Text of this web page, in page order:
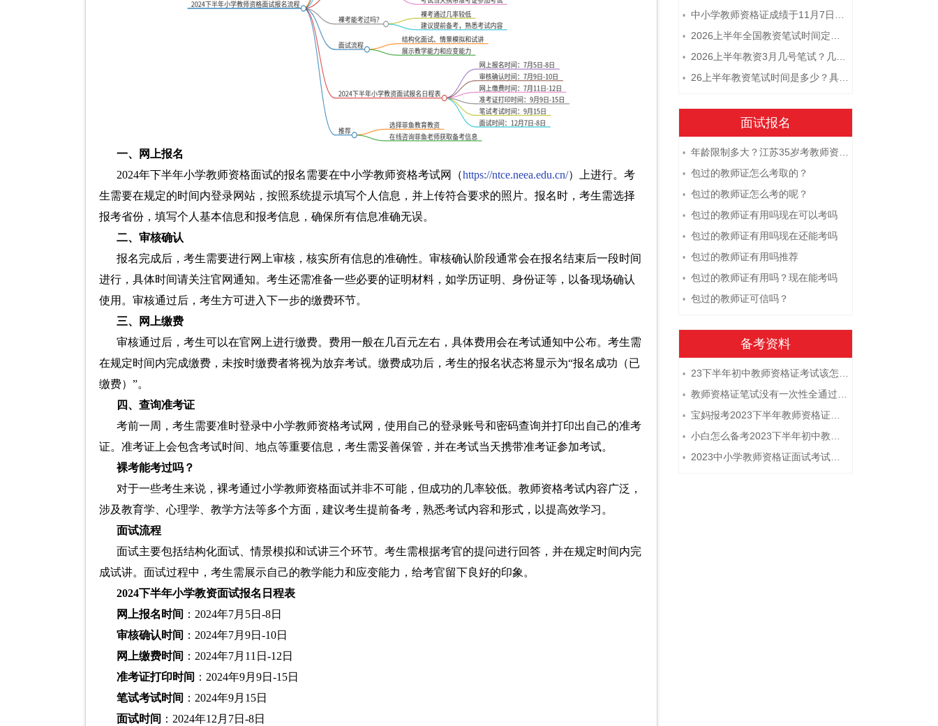
一、网上报名
2024年下半年小学教师资格面试的报名需要在中小学教师资格考试网（https://ntce.neea.edu.cn/）上进行。考
生需要在规定的时间内登录网站，按照系统提示填写个人信息，并上传符合要求的照片。报名时，考生需选择
报考省份，填写个人基本信息和报考信息，确保所有信息准确无误。
二、审核确认
报名完成后，考生需要进行网上审核，核实所有信息的准确性。审核确认阶段通常会在报名结束后一段时间
进行，具体时间请关注官网通知。考生还需准备一些必要的证明材料，如学历证明、身份证等，以备现场确认
使用。审核通过后，考生方可进入下一步的缴费环节。
三、网上缴费
审核通过后，考生可以在官网上进行缴费。费用一般在几百元左右，具体费用会在考试通知中公布。考生需
在规定时间内完成缴费，未按时缴费者将视为放弃考试。缴费成功后，考生的报名状态将显示为“报名成功（已
缴费）”。
四、查询准考证
考前一周，考生需要准时登录中小学教师资格考试网，使用自己的登录账号和密码查询并打印出自己的准考
证。准考证上会包含考试时间、地点等重要信息，考生需妥善保管，并在考试当天携带准考证参加考试。
裸考能考过吗？
对于一些考生来说，裸考通过小学教师资格面试并非不可能，但成功的几率较低。教师资格考试内容广泛，
涉及教育学、心理学、教学方法等多个方面，建议考生提前备考，熟悉考试内容和形式，以提高效学习。
面试流程
面试主要包括结构化面试、情景模拟和试讲三个环节。考生需根据考官的提问进行回答，并在规定时间内完
成试讲。面试过程中，考生需展示自己的教学能力和应变能力，给考官留下良好的印象。
2024下半年小学教资面试报名日程表
网上报名时间 ：2024年7月5日-8日
审核确认时间 ：2024年7月9日-10日
网上缴费时间 ：2024年7月11日-12日
准考证打印时间 ：2024年9月9日-15日
笔试考试时间 ：2024年9月15日
面试时间 ：2024年12月7日-8日
• 中小学教师资格证成绩于11月7日10点查！
• 2026上半年全国教资笔试时间定档！
• 2026上半年教资3月几号笔试？几点开考
• 26上半年教资笔试时间是多少？具体安排表一览
面试报名
• 年龄限制多大？江苏35岁考教师资格证晚吗？
• 包过的教师证怎么考取的？
• 包过的教师证怎么考的呢？
• 包过的教师证有用吗现在可以考吗
• 包过的教师证有用吗现在还能考吗
• 包过的教师证有用吗推荐
• 包过的教师证有用吗？现在能考吗
• 包过的教师证可信吗？
备考资料
• 23下半年初中教师资格证考试该怎么复习？
• 教师资格证笔试没有一次性全通过下次需要重新报考吗？
• 宝妈报考2023下半年教师资格证需要报班备考吗？
• 小白怎么备考2023下半年初中教师资格证笔试？
• 2023中小学教师资格证面试考试注意事项